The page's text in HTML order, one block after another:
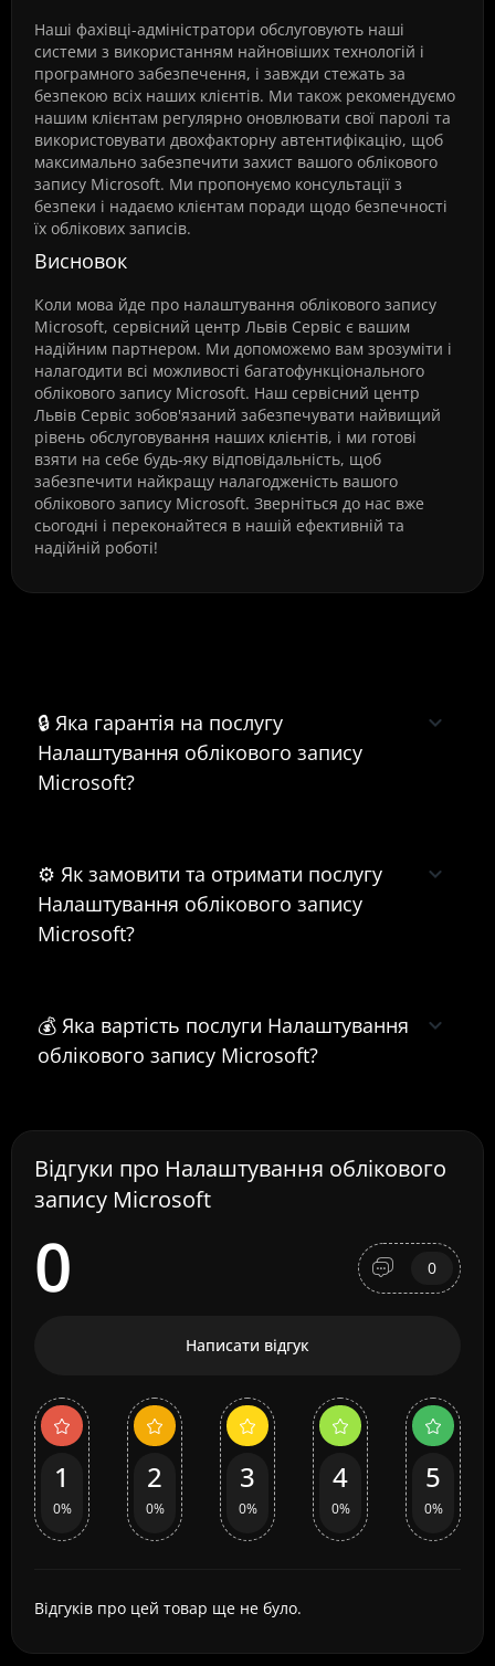
Наші фахівці-адміністратори обслуговують наші
системи з використанням найновіших технологій і
програмного забезпечення, і завжди стежать за
безпекою всіх наших клієнтів. Ми також рекомендуємо
нашим клієнтам регулярно оновлювати свої паролі та
використовувати двохфакторну автентифікацію, щоб
максимально забезпечити захист вашого облікового
запису Microsoft. Ми пропонуємо консультації з
безпеки і надаємо клієнтам поради щодо безпечності
їх облікових записів.
Висновок
Коли мова йде про налаштування облікового запису
Microsoft, сервісний центр Львів Сервіс є вашим
надійним партнером. Ми допоможемо вам зрозуміти і
налагодити всі можливості багатофункціонального
облікового запису Microsoft. Наш сервісний центр
Львів Сервіс зобов'язаний забезпечувати найвищий
рівень обслуговування наших клієнтів, і ми готові
взяти на себе будь-яку відповідальність, щоб
забезпечити найкращу налагодженість вашого
облікового запису Microsoft. Зверніться до нас вже
сьогодні і переконайтеся в нашій ефективній та
надійній роботі!
🔒 Яка гарантія на послугу
Налаштування облікового запису
Microsoft?
⚙️ Як замовити та отримати послугу
Налаштування облікового запису
Microsoft?
💰 Яка вартість послуги Налаштування
облікового запису Microsoft?
Відгуки про Налаштування облікового
запису Microsoft
0 0
Написати відгук
1
0%
2
0%
3
0%
4
0%
5
0%
Відгуків про цей товар ще не було.